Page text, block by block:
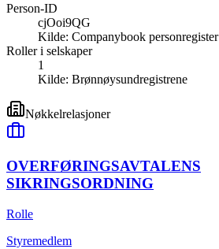
Person-ID
cjOoi9QG
Kilde: Companybook personregister
Roller i selskaper
1
Kilde: Brønnøysundregistrene
Nøkkelrelasjoner
OVERFØRINGSAVTALENS
SIKRINGSORDNING
Rolle
Styremedlem